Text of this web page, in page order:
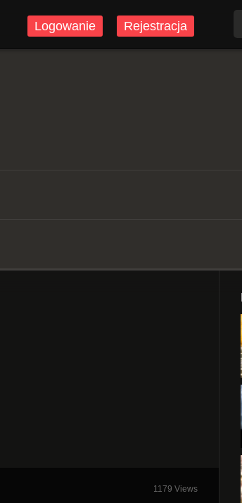
Logowanie Rejestracja
1179 Views